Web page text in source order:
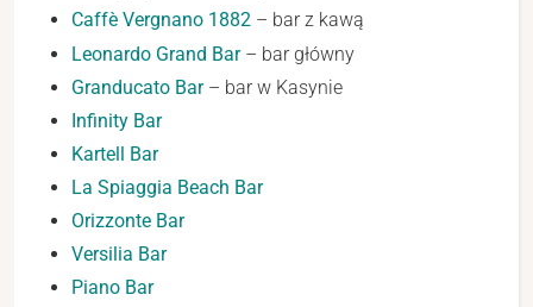
Caffè Vergnano 1882 – bar z kawą
Leonardo Grand Bar– bar główny
Granducato Bar– bar w Kasynie
Infinity Bar
Kartell Bar
La Spiaggia Beach Bar
Orizzonte Bar
Versilia Bar
Piano Bar